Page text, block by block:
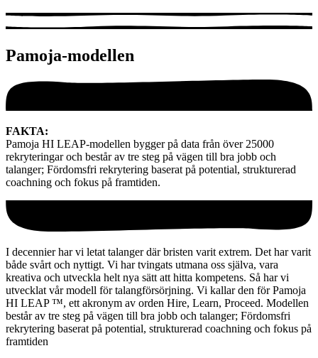
Pamoja-modellen
FAKTA:
Pamoja HI LEAP-modellen bygger på data från över 25000
rekryteringar och består av tre steg på vägen till bra jobb och
talanger; Fördomsfri rekrytering baserat på potential, strukturerad
coachning och fokus på framtiden.
I decennier har vi letat talanger där bristen varit extrem. Det har varit
både svårt och nyttigt. Vi har tvingats utmana oss själva, vara
kreativa och utveckla helt nya sätt att hitta kompetens. Så har vi
utvecklat vår modell för talangförsörjning. Vi kallar den för Pamoja
HI LEAP ™, ett akronym av orden Hire, Learn, Proceed. Modellen
består av tre steg på vägen till bra jobb och talanger; Fördomsfri
rekrytering baserat på potential, strukturerad coachning och fokus på
framtiden